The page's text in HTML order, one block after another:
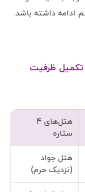
ادامه داشته باشد.
ظرفیت
هتل‌های 4
ستاره
هتل جواد
(نزدیک حرم)